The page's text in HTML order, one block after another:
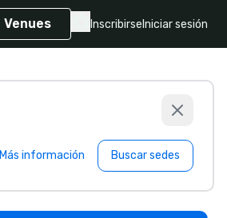
Venues Inscribirse Iniciar sesión
Más información Buscar sedes